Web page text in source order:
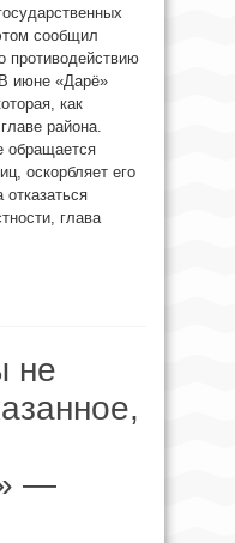
сообщил
противодействию
июне «Дарё»
как
района.
обращается
оскорбляет его
глава
не
—